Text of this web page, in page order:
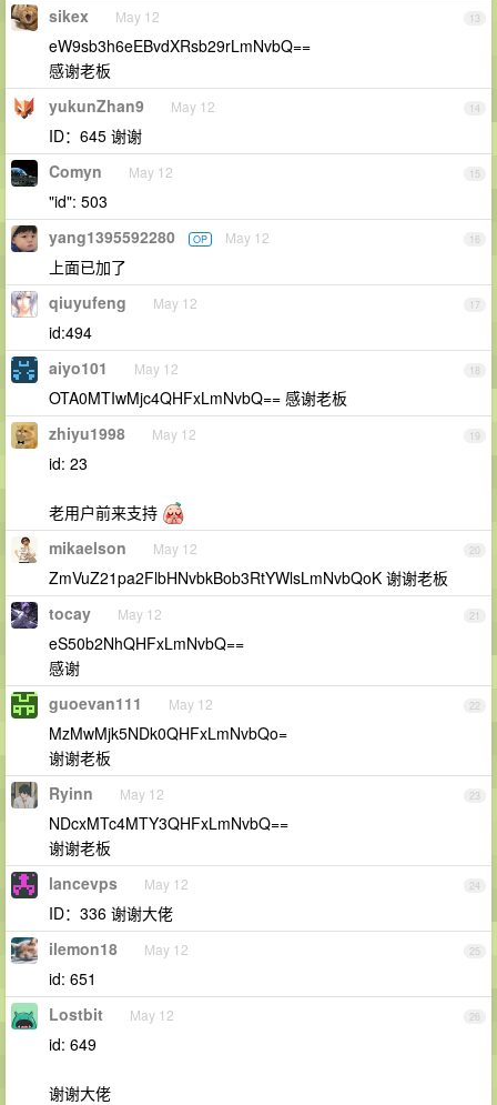
13
sikex May 12
eW9sb3h6eEBvdXRsb29rLmNvbQ==
感谢老板
14
yukunZhan9 May 12
ID：645 谢谢
15
Comyn May 12
"id": 503
16
yang1395592280 OP May 12
上面已加了
17
qiuyufeng May 12
id:494
18
aiyo101 May 12
OTA0MTIwMjc4QHFxLmNvbQ== 感谢老板
19
zhiyu1998 May 12
id: 23
老用户前来支持
20
mikaelson May 12
ZmVuZ21pa2FlbHNvbkBob3RtYWlsLmNvbQoK 谢谢老板
21
tocay May 12
eS50b2NhQHFxLmNvbQ==
感谢
22
guoevan111 May 12
MzMwMjk5NDk0QHFxLmNvbQo=
谢谢老板
23
Ryinn May 12
NDcxMTc4MTY3QHFxLmNvbQ==
谢谢老板
24
lancevps May 12
ID：336 谢谢大佬
25
ilemon18 May 12
id: 651
26
Lostbit May 12
id: 649
谢谢大佬